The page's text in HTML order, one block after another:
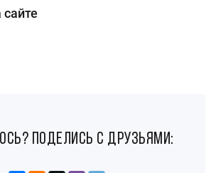
сайте
поделись с друзьями: